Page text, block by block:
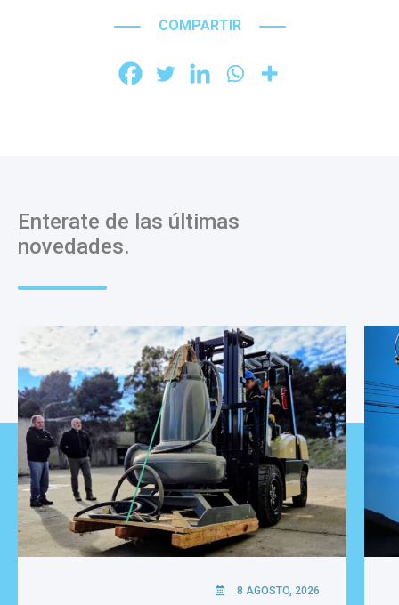
COMPARTIR
Enterate de las últimas
novedades.
8 AGOSTO, 2026